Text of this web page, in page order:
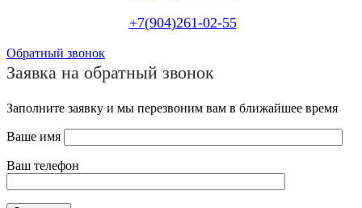
+7(904)261-02-55
Обратный звонок
Заявка на обратный звонок
Заполните заявку и мы перезвоним вам в ближайшее время
Ваше имя
Ваш телефон